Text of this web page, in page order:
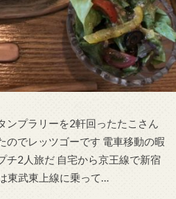
ンプラリーを2軒回ったたこさん
のでレッツゴーです 電車移動の暇
チ2人旅だ 自宅から京王線で新宿
東武東上線に乗って…